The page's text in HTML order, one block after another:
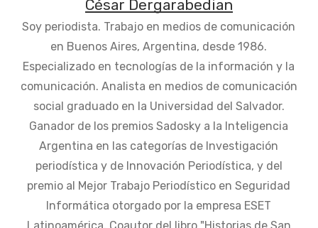
César Dergarabedian
Soy periodista. Trabajo en medios de comunicación
en Buenos Aires, Argentina, desde 1986.
Especializado en tecnologías de la información y la
comunicación. Analista en medios de comunicación
social graduado en la Universidad del Salvador.
Ganador de los premios Sadosky a la Inteligencia
Argentina en las categorías de Investigación
periodística y de Innovación Periodística, y del
premio al Mejor Trabajo Periodístico en Seguridad
Informática otorgado por la empresa ESET